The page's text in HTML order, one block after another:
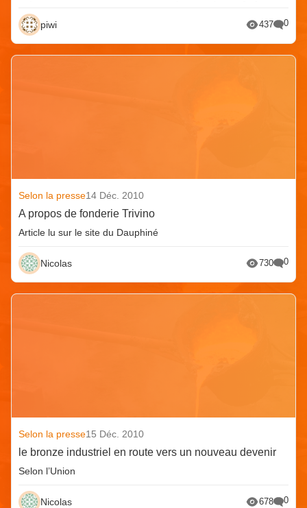
piwi 437 0
Selon la presse14 Déc. 2010
A propos de fonderie Trivino
Article lu sur le site du Dauphiné
Nicolas 730 0
Selon la presse15 Déc. 2010
le bronze industriel en route vers un nouveau devenir
Selon l’Union
Nicolas 678 0